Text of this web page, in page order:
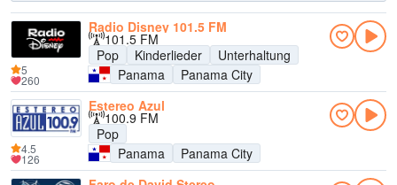
Radio Disney 101.5 FM
101.5 FM
Pop
Kinderlieder
Unterhaltung
Panama
Panama City
5
260
Estereo Azul
100.9 FM
Pop
Panama
Panama City
4.5
126